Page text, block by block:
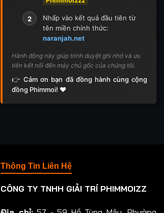
2
Nhấp vào kết quả đầu tiên từ
tên miền chính thức:
naranjah.net
Hành động này giúp trình duyệt ghi nhớ và ưu
tiên kết nối đến máy chủ gốc của chúng tôi.
👉 Cảm ơn bạn đã đồng hành cùng cộng
đồng Phimmoi! ❤️
Thông Tin Liên Hệ
CÔNG TY TNHH GIẢI TRÍ PHIMMOIZZ